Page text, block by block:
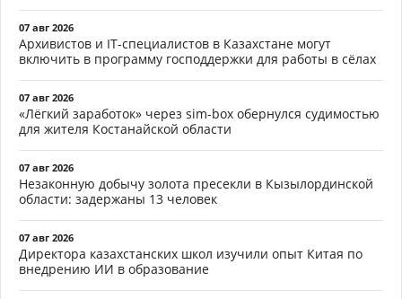
07 авг 2026
Архивистов и IT-специалистов в Казахстане могут
включить в программу господдержки для работы в сёлах
07 авг 2026
«Лёгкий заработок» через sim-box обернулся судимостью
для жителя Костанайской области
07 авг 2026
Незаконную добычу золота пресекли в Кызылординской
области: задержаны 13 человек
07 авг 2026
Директора казахстанских школ изучили опыт Китая по
внедрению ИИ в образование